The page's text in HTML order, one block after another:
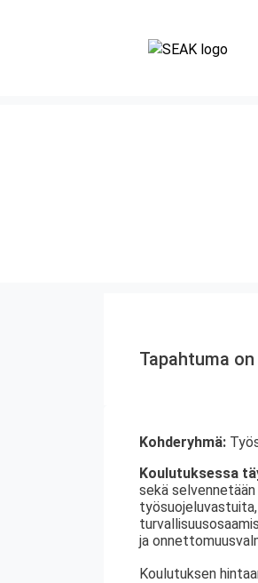
Tapahtuma
Kohderyhmä:
Koulutuksessa
sekä
ja
Koulutuksen